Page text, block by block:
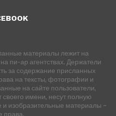
материалы лежит на
пи-ар агентствах. Держатели
за содержание присланных
на тексты, фотографии и
на сайте пользователи,
имени, несут полную
и изобразительные материалы –
права.